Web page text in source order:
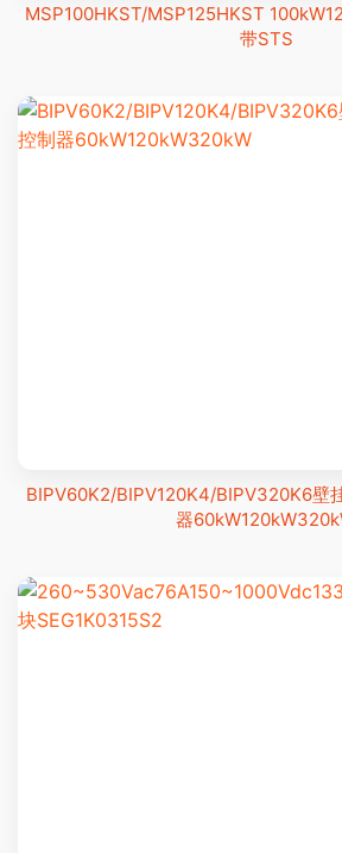
MSP100HKST/MSP125HKST
带STS
BIPV60K2/BIPV120K4/BIPV320K6壁
器